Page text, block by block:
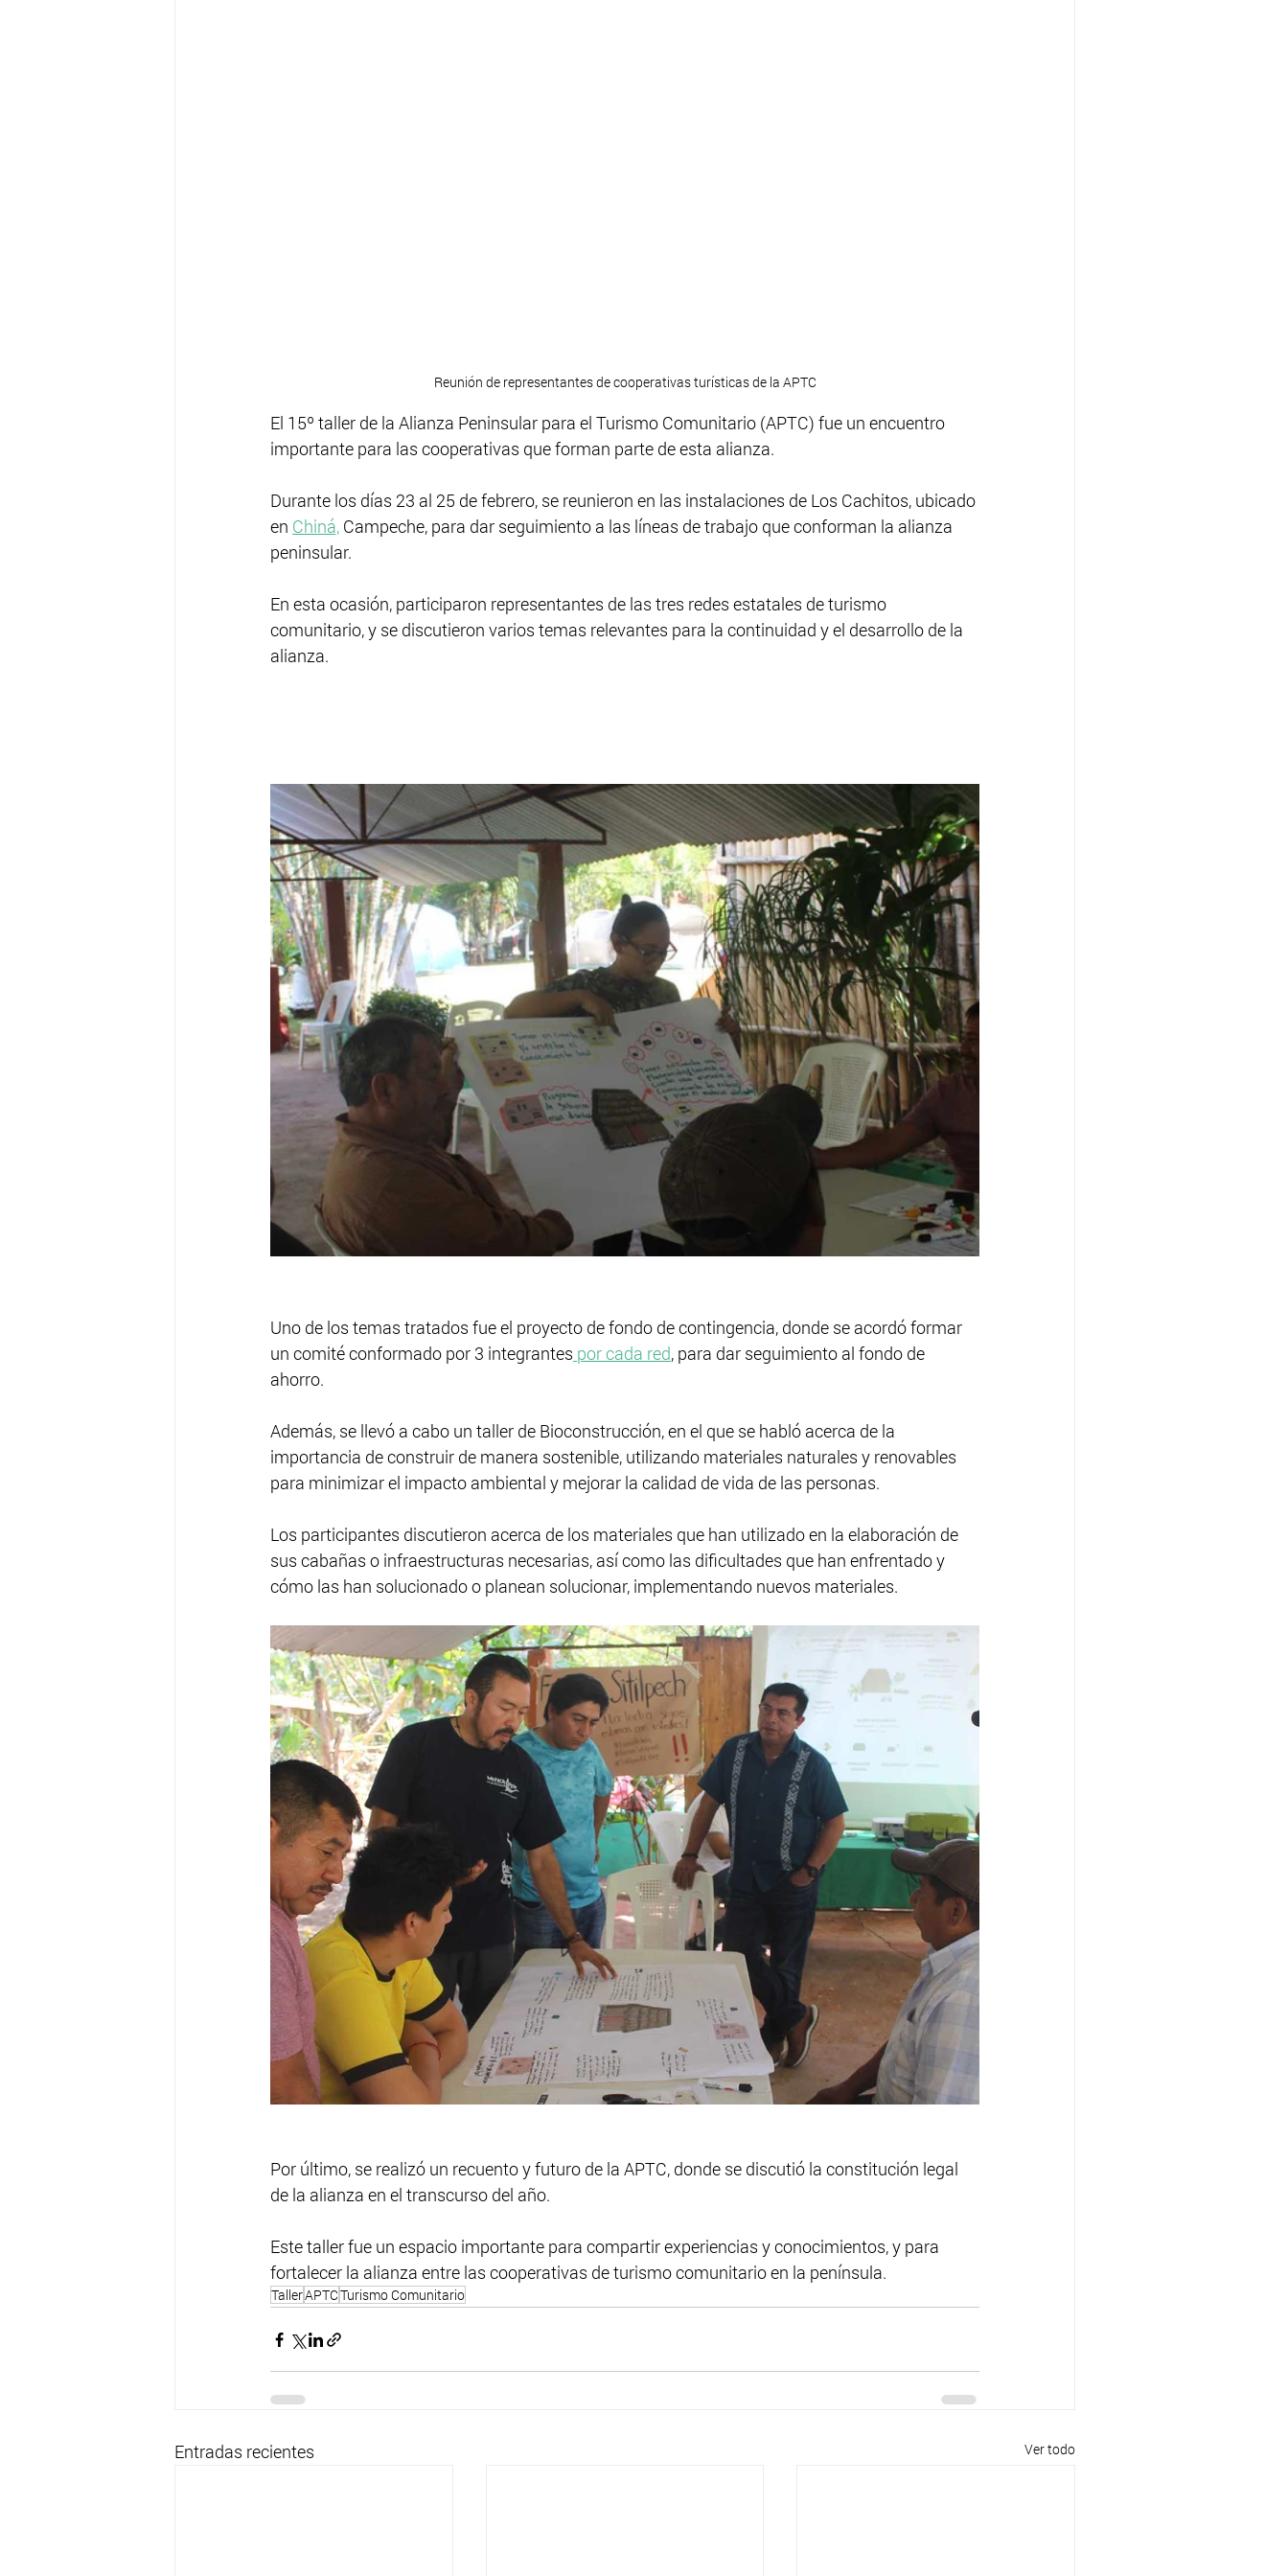
Reunión de representantes de cooperativas turísticas de la APTC
El 15º taller de la Alianza Peninsular para el Turismo Comunitario (APTC) fue un encuentro
importante para las cooperativas que forman parte de esta alianza.
Durante los días 23 al 25 de febrero, se reunieron en las instalaciones de Los Cachitos, ubicado
en Chiná, Campeche, para dar seguimiento a las líneas de trabajo que conforman la alianza
peninsular.
En esta ocasión, participaron representantes de las tres redes estatales de turismo
comunitario, y se discutieron varios temas relevantes para la continuidad y el desarrollo de la
alianza.
Uno de los temas tratados fue el proyecto de fondo de contingencia, donde se acordó formar
un comité conformado por 3 integrantes por cada red, para dar seguimiento al fondo de
ahorro.
Además, se llevó a cabo un taller de Bioconstrucción, en el que se habló acerca de la
importancia de construir de manera sostenible, utilizando materiales naturales y renovables
para minimizar el impacto ambiental y mejorar la calidad de vida de las personas.
Los participantes discutieron acerca de los materiales que han utilizado en la elaboración de
sus cabañas o infraestructuras necesarias, así como las dificultades que han enfrentado y
cómo las han solucionado o planean solucionar, implementando nuevos materiales.
Por último, se realizó un recuento y futuro de la APTC, donde se discutió la constitución legal
de la alianza en el transcurso del año.
Este taller fue un espacio importante para compartir experiencias y conocimientos, y para
fortalecer la alianza entre las cooperativas de turismo comunitario en la península.
TallerAPTCTurismo Comunitario
Entradas recientes Ver todo